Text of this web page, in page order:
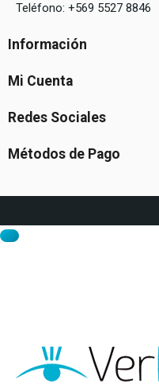
Teléfono: +569 5527 8846
Información
Mi Cuenta
Redes Sociales
Métodos de Pago